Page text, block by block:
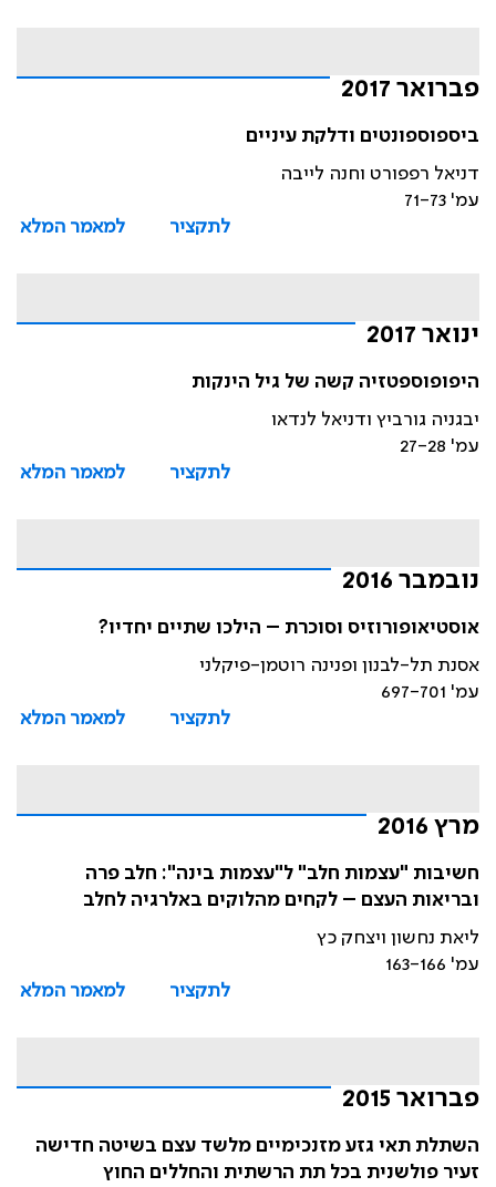
פברואר 2017
ביספוספונטים ודלקת עיניים
דניאל רפפורט וחנה לייבה
עמ' 71-73
לתקציר
למאמר המלא
ינואר 2017
היפופוספטזיה קשה של גיל הינקות
יבגניה גורביץ ודניאל לנדאו
עמ' 27-28
לתקציר
למאמר המלא
נובמבר 2016
אוסטיאופורוזיס וסוכרת – הילכו שתיים יחדיו?
אסנת תל-לבנון ופנינה רוטמן-פיקלני
עמ' 697-701
לתקציר
למאמר המלא
מרץ 2016
חשיבות "עצמות חלב" ל"עצמות בינה": חלב פרה
ובריאות העצם – לקחים מהלוקים באלרגיה לחלב
ליאת נחשון ויצחק כץ
עמ' 163-166
לתקציר
למאמר המלא
פברואר 2015
השתלת תאי גזע מזנכימיים מלשד עצם בשיטה חדישה
זעיר פולשנית בכל תת הרשתית והחללים החוץ